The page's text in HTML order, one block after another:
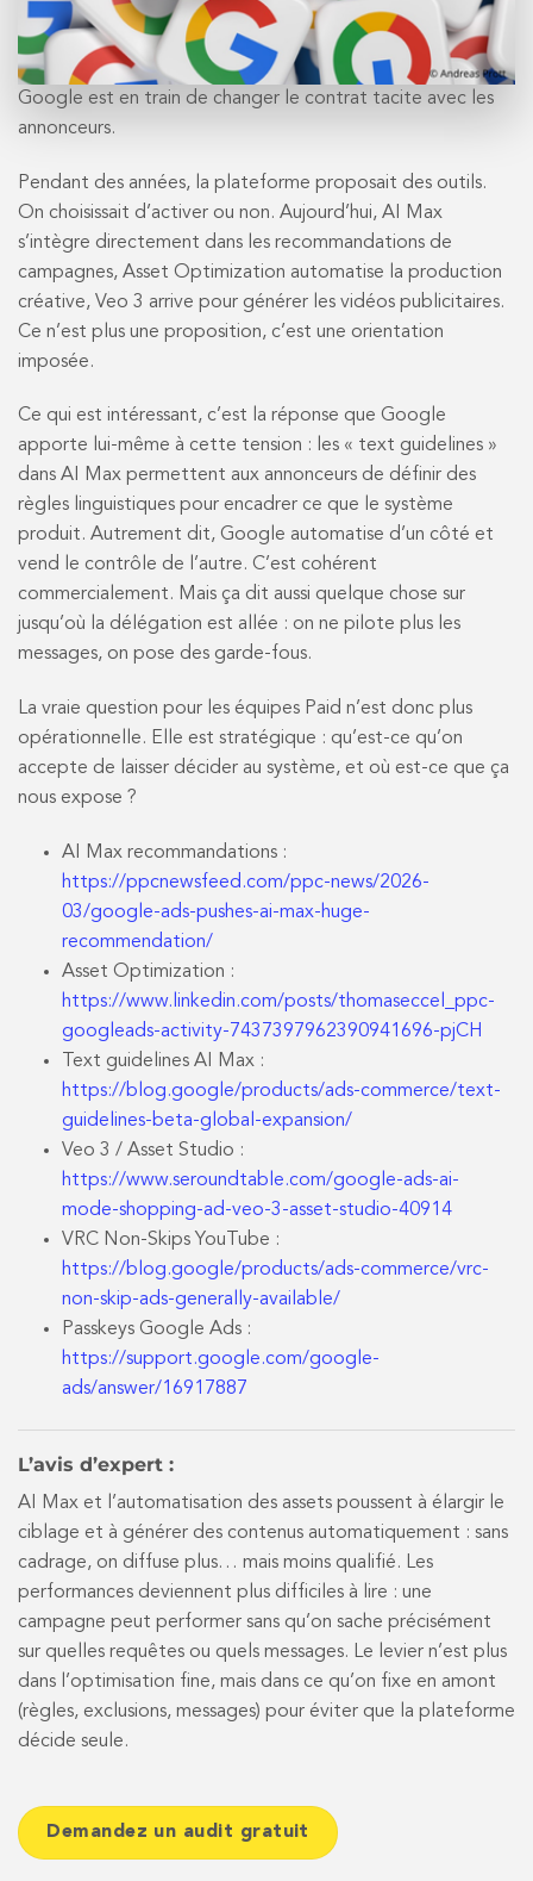
Google est en train de changer le contrat tacite avec les
annonceurs.
Pendant des années, la plateforme proposait des outils.
On choisissait d’activer ou non. Aujourd’hui, AI Max
s’intègre directement dans les recommandations de
campagnes, Asset Optimization automatise la production
créative, Veo 3 arrive pour générer les vidéos publicitaires.
Ce n’est plus une proposition, c’est une orientation
imposée.
Ce qui est intéressant, c’est la réponse que Google
apporte lui-même à cette tension : les « text guidelines »
dans AI Max permettent aux annonceurs de définir des
règles linguistiques pour encadrer ce que le système
produit. Autrement dit, Google automatise d’un côté et
vend le contrôle de l’autre. C’est cohérent
commercialement. Mais ça dit aussi quelque chose sur
jusqu’où la délégation est allée : on ne pilote plus les
messages, on pose des garde-fous.
La vraie question pour les équipes Paid n’est donc plus
opérationnelle. Elle est stratégique : qu’est-ce qu’on
accepte de laisser décider au système, et où est-ce que ça
nous expose ?
AI Max recommandations :
https://ppcnewsfeed.com/ppc-news/2026-
03/google-ads-pushes-ai-max-huge-
recommendation/
Asset Optimization :
https://www.linkedin.com/posts/thomaseccel_ppc-
googleads-activity-7437397962390941696-pjCH
Text guidelines AI Max :
https://blog.google/products/ads-commerce/text-
guidelines-beta-global-expansion/
Veo 3 / Asset Studio :
https://www.seroundtable.com/google-ads-ai-
mode-shopping-ad-veo-3-asset-studio-40914
VRC Non-Skips YouTube :
https://blog.google/products/ads-commerce/vrc-
non-skip-ads-generally-available/
Passkeys Google Ads :
https://support.google.com/google-
ads/answer/16917887
L’avis d’expert :
AI Max et l’automatisation des assets poussent à élargir le
ciblage et à générer des contenus automatiquement : sans
cadrage, on diffuse plus… mais moins qualifié. Les
performances deviennent plus difficiles à lire : une
campagne peut performer sans qu’on sache précisément
sur quelles requêtes ou quels messages. Le levier n’est plus
dans l’optimisation fine, mais dans ce qu’on fixe en amont
(règles, exclusions, messages) pour éviter que la plateforme
décide seule.
Demandez un audit gratuit